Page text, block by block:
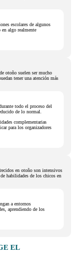
escolares de algunos
algo realmente
otoño suelen ser mucho
tener una atención más
todo el proceso del
de lo normal.
complementarias
para los organizadores
en otoño son intensivos
habilidades de los chicos en
a entornos
aprendiendo de los
EL